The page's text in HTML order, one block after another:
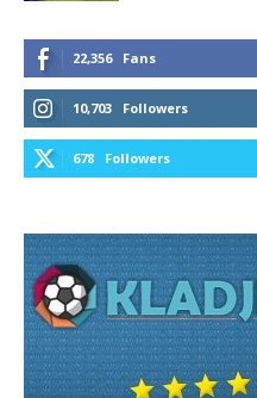
22,356 Fans
10,703 Followers
678 Followers